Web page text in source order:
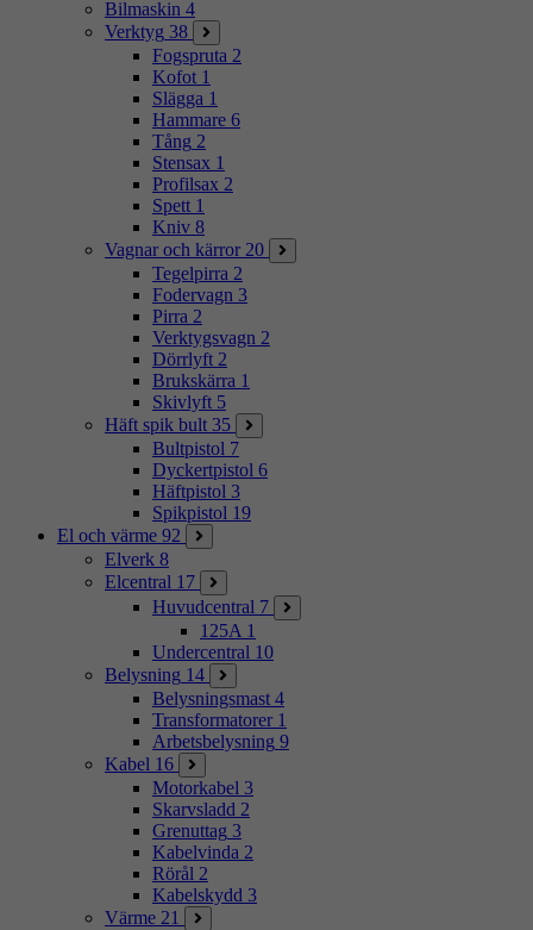
Bilmaskin 4
Verktyg 38
Fogspruta 2
Kofot 1
Slägga 1
Hammare 6
Tång 2
Stensax 1
Profilsax 2
Spett 1
Kniv 8
Vagnar och kärror 20
Tegelpirra 2
Fodervagn 3
Pirra 2
Verktygsvagn 2
Dörrlyft 2
Brukskärra 1
Skivlyft 5
Häft spik bult 35
Bultpistol 7
Dyckertpistol 6
Häftpistol 3
Spikpistol 19
El och värme 92
Elverk 8
Elcentral 17
Huvudcentral 7
125A 1
Undercentral 10
Belysning 14
Belysningsmast 4
Transformatorer 1
Arbetsbelysning 9
Kabel 16
Motorkabel 3
Skarvsladd 2
Grenuttag 3
Kabelvinda 2
Rörål 2
Kabelskydd 3
Värme 21